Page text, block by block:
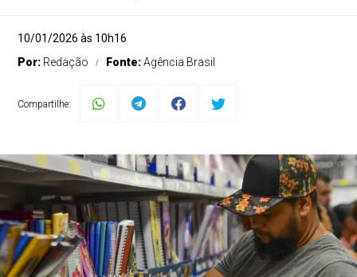
10/01/2026 às 10h16
Por: Redação Fonte:Agência Brasil
Compartilhe: